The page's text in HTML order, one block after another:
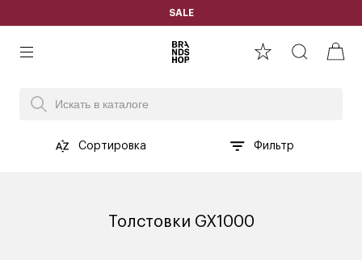
SALE
Сортировка Фильтр
Толстовки GX1000